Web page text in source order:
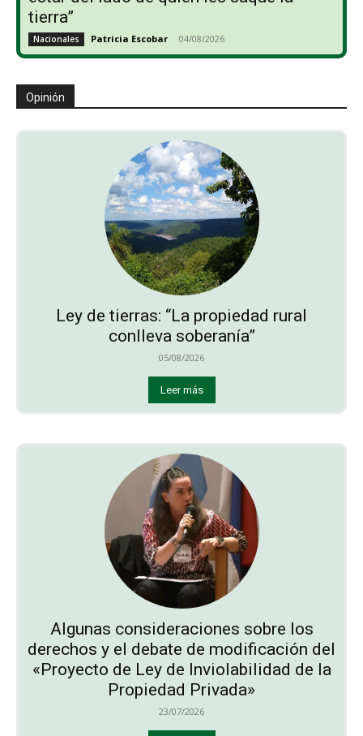
tierra”
Nacionales Patricia Escobar - 04/08/2026
Opinión
Ley de tierras: “La propiedad rural
conlleva soberanía”
05/08/2026
Leer más
Algunas consideraciones sobre los
derechos y el debate de modificación del
«Proyecto de Ley de Inviolabilidad de la
Propiedad Privada»
23/07/2026